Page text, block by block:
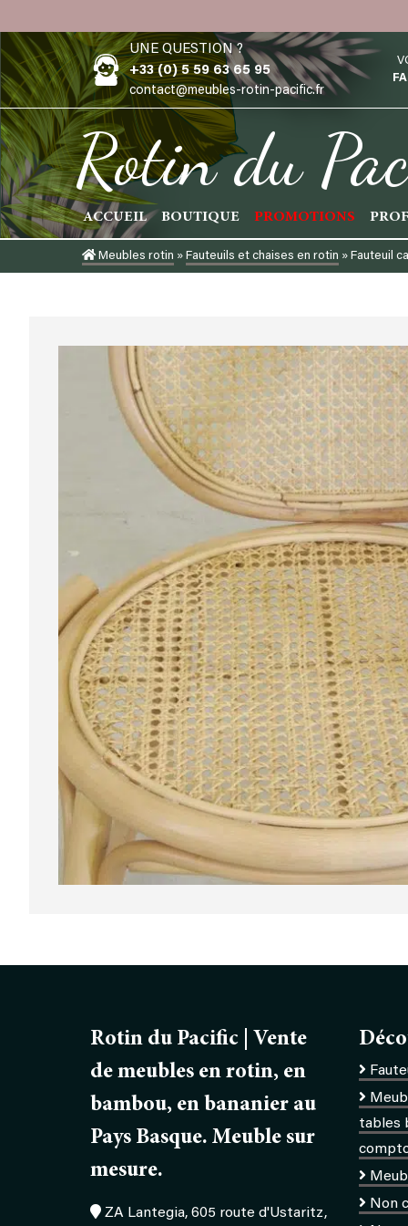
to
content
UNE QUESTION ?
+33 (0) 5 59 63 65 95
contact@meubles-rotin-pacific.fr
Rotin du
ACCUEIL BOUTIQUE PROMOTIONS
Meubles rotin »Fauteuils et chaises en rotin »Fauteuil
Rotin du Pacific | Vente
de meubles en rotin, en
bambou, en bananier au
Pays Basque. Meuble sur
mesure.
ZA Lantegia, 605 route d'Ustaritz,
tables
Non